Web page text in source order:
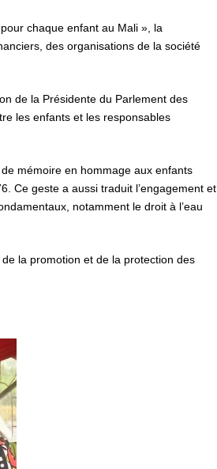
chaque enfant au Mali », la
des organisations de la société
de la Présidente du Parlement des
les enfants et les responsables
mémoire en hommage aux enfants
Ce geste a aussi traduit l’engagement et
notamment le droit à l’eau
la promotion et de la protection des